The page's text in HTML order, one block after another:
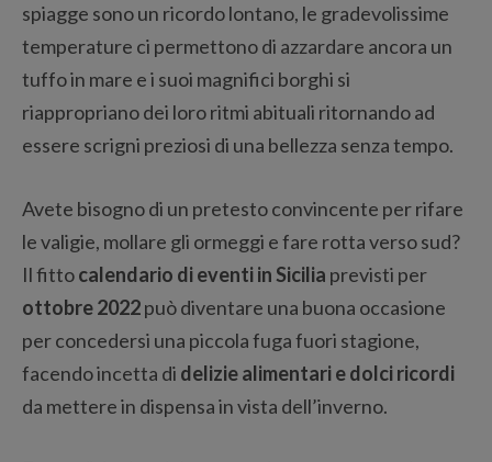
spiagge sono un ricordo lontano, le gradevolissime
temperature ci permettono di azzardare ancora un
tuffo in mare e i suoi magnifici borghi si
riappropriano dei loro ritmi abituali ritornando ad
essere scrigni preziosi di una bellezza senza tempo.
Avete bisogno di un pretesto convincente per rifare
le valigie, mollare gli ormeggi e fare rotta verso sud?
Il fittocalendario di eventi in Sicilia previsti per
ottobre 2022può diventare una buona occasione
per concedersi una piccola fuga fuori stagione,
facendo incetta di delizie alimentari e dolci ricordi
da mettere in dispensa in vista dell’inverno.